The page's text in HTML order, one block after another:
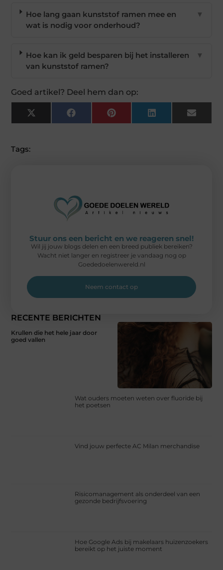
Hoe lang gaan kunststof ramen mee en
wat is nodig voor onderhoud?
▼
Hoe kan ik geld besparen bij het installeren
van kunststof ramen?
▼
Goed artikel? Deel hem dan op:
X
(Twitter)
FacebookPinterest LinkedIn Email
Tags:
RECENTE BERICHTEN
Krullen die het hele jaar door
goed vallen
Wat ouders moeten weten over fluoride bij
het poetsen
Vind jouw perfecte AC Milan merchandise
Risicomanagement als onderdeel van een
gezonde bedrijfsvoering
Hoe Google Ads bij makelaars huizenzoekers
bereikt op het juiste moment
Stuur ons een bericht en we reageren snel!
Wil jij jouw blogs delen en een breed publiek bereiken?
Wacht niet langer en registreer je vandaag nog op
Goededoelenwereld.nl
Neem contact op